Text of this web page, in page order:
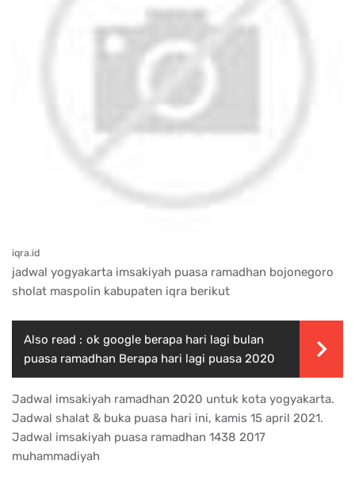
iqra.id
jadwal yogyakarta imsakiyah puasa ramadhan bojonegoro
sholat maspolin kabupaten iqra berikut
Also read : ok google berapa hari lagi bulan
puasa ramadhan Berapa hari lagi puasa 2020
Jadwal imsakiyah ramadhan 2020 untuk kota yogyakarta.
Jadwal shalat & buka puasa hari ini, kamis 15 april 2021.
Jadwal imsakiyah puasa ramadhan 1438 2017
muhammadiyah